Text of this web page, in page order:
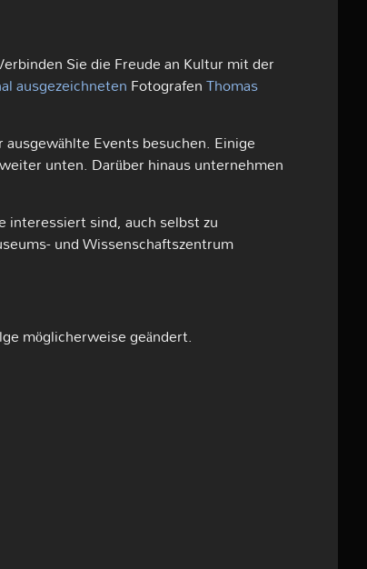
Sie die Freude an Kultur mit der
ausgezeichnetenFotografenThomas
Events besuchen. Einige
unten. Darüber hinaus unternehmen
interessiert sind, auch selbst zu
und Wissenschaftszentrum
möglicherweise geändert.